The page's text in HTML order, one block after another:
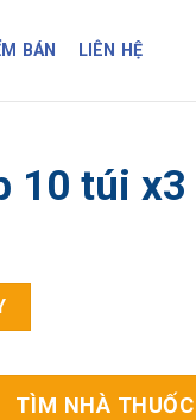
BÁN LIÊN HỆ
10 túi x3
số lượng
TÌM NHÀ THUỐC